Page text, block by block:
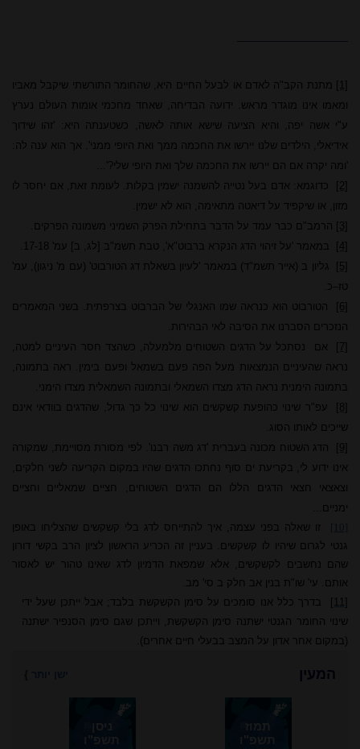
[1]
מתנת הקב"ה לאדם או לבעל החיים היא, שהחומר התורשתי שיקבל מאביו
ומאמו אינו מוגדר מראש. ידועה הבדיחה, שאחד מחכמי אומות העולם נערץ
ע"י אשה יפה, והיא הציעה שישא אותה לאשה, כשטענתה היא: 'זהו שידוך
אידיאלי, הילדים שלנו יירשו את החכמה ממך ואת היופי ממני'. אך הוא ענה לה:
'ומה יקרה אם הם יירשו את החכמה שלך ואת היופי שלי?'...
[2]
כדוגמא: אדם בעל נטייה להשמנה ישמין בקלות. לעומת זאת, אם יחסר לו
מזון, או שיקפיד על דיאטה מתאימה, הוא לא ישמין.
[3]
הרמב"ם כבר עמד על הדבר בתחילת הפרק השמיני משמונה הפרקים.
[4]
במאמר 'על זיהוי הדג הנקרא ברבוט"א', טבת תשמ"ב [לג, ב] עמ' 17-18.
[5]
גליון ב (אייר תשמ"ד) במאמר 'לעיון בשאלת דג הטורבוט' (עם מ' ניגון), עמ'
טז–כ.
[6]
הטורבוט הוא כנראה שמו האנגלי של הברבוט בצרפתית. בשני המאמרים
הנזכרים הסברנו את הסיבה לאי הבהירות.
[7]
אם
נסתכל על הדגים השטוחים מלמעלה, כשהצד חסר העיניים למטה,
נראה שהעיניים הנמצאות מעל הפה פעם בשמאל ופעם בימין. ראה בתמונה,
בתמונה הימנית נראה הדג מצדו השמאלי ובתמונה השמאלית מצדו הימני.
[8]
עפ"ר שינוי כהופעת קשקשים הוא שינוי כל כך גדול, שהדגים בוודאי אינם
שייכים לאותו הסוג.
[9]
הדג השטוח מכונה בעברית 'דג משה רבנו'. לפי מסורת מסויימת, שמקורה
אינו ידוע לי, בקריעת ים סוף נחתכו הדגים שהיו במקום הקריעה לשני חלקים,
וצאצאי חצאי הדגים הללו הם הדגים השטוחים, חציים שמאליים וחציים
ימניים...
זו שאלה בפני עצמה, איך להתייחס לדג בלי קשקשים שהצליחו באופן
גנטי לגרום שיהיו לו קשקשים. בעניין זה הכריע הראשון לציון הרב בקשי דורון
שהם נחשבים לקשקשים, אלא שמפאת הדמיון לדג שאינו טהור יש לאסור
אותם. עי' שו"ת בנין אב חלק ב סי' מב.
[11]
בדרך כלל אנו סומכים על סימן הקשקשת בלבד; אבל ייתכן שעל ידי
שינוי החומר הגנטי ישתנה סימן הקשקשת, וייתכן שגם סימן הסנפיר ישתנה
(במקום אחר אדון על המצב בבעלי חיים אחרים).
המעין